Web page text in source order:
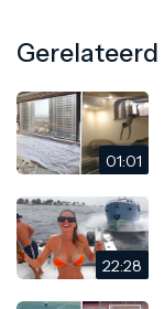
Gerelateerd
01:01
22:28